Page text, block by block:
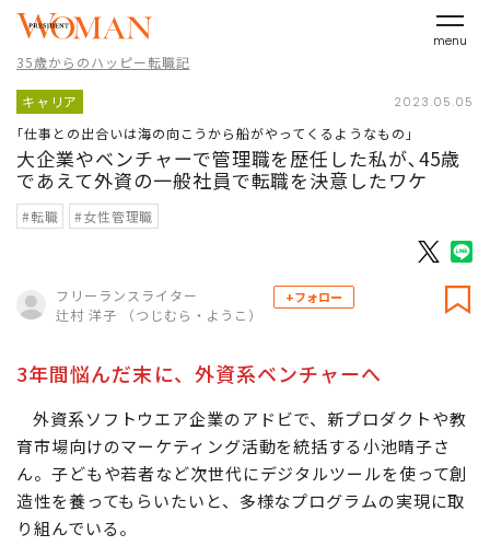
menu
35歳からのハッピー転職記
キャリア 2023.05.05
｢仕事との出合いは海の向こうから船がやってくるようなもの｣
大企業やベンチャーで管理職を歴任した私が､45歳
であえて外資の一般社員で転職を決意したワケ
#転職 #女性管理職
フリーランスライター
辻村 洋子 （つじむら・ようこ）
+フォロー
3年間悩んだ末に、外資系ベンチャーへ
外資系ソフトウエア企業のアドビで、新プロダクトや教
育市場向けのマーケティング活動を統括する小池晴子さ
ん。子どもや若者など次世代にデジタルツールを使って創
造性を養ってもらいたいと、多様なプログラムの実現に取
り組んでいる。